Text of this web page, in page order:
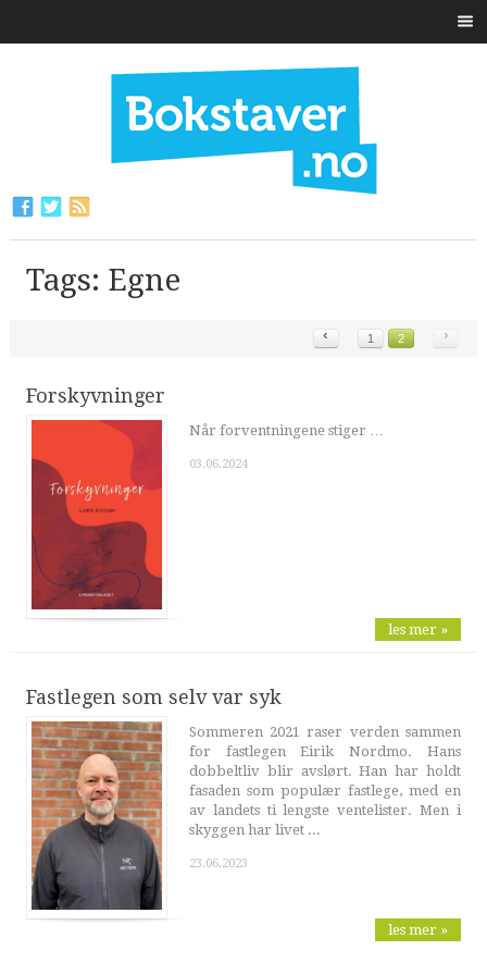
Tags: Egne
‹ 1 2 ›
Forskyvninger
Når forventningene stiger …
03.06.2024
les mer »
Fastlegen som selv var syk
Sommeren 2021 raser verden sammen
for fastlegen Eirik Nordmo. Hans
dobbeltliv blir avslørt. Han har holdt
fasaden som populær fastlege, med en
av landets ti lengste ventelister. Men i
skyggen har livet ...
23.06.2023
les mer »